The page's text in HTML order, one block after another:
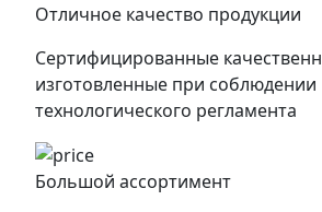
Отличное качество продукции
Сертифицированные
изготовленные при соблюдении
технологического регламента
Большой ассортимент